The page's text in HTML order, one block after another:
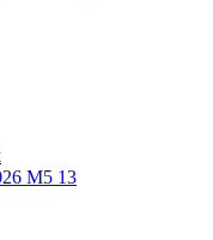
M5 13